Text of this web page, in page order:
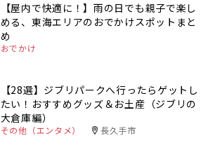
【屋内で快適に！】雨の日でも親子で楽し
める、東海エリアのおでかけスポットまと
め
おでかけ
【28選】ジブリパークへ行ったらゲットし
たい！おすすめグッズ＆お土産（ジブリの
大倉庫編）
その他（エンタメ） 長久手市